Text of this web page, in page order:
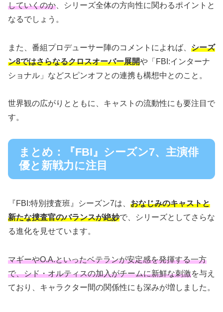
していくのか 、シリーズ全体の方向性に関わるポイントと
なるでしょう。
また、番組プロデューサー陣のコメントによれば、 シーズ
ン8ではさらなるクロスオーバー展開や「FBI:インターナ
ショナル」などスピンオフとの連携も構想中とのこと。
世界観の広がりとともに、キャストの流動性にも要注目で
す。
まとめ：『FBI』シーズン7、主演俳
優と新戦力に注目
『FBI:特別捜査班』シーズン7は、 おなじみのキャストと
新たな捜査官のバランスが絶妙で、シリーズとしてさらな
る進化を見せています。
マギーやO.A.といったベテランが安定感を発揮する一方
で、シド・オルティスの加入がチームに新鮮な刺激を与え
ており、キャラクター間の関係性にも深みが増しました。